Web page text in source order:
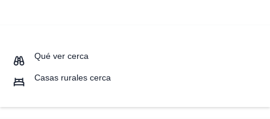
Qué ver cerca
Casas rurales cerca